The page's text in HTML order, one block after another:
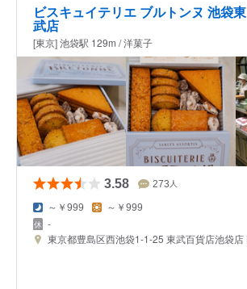
ビスキュイテリエ ブルトンヌ 池袋東
武店
[東京] 池袋駅 129m / 洋菓子
3.58 273 人
～￥999 ～￥999
-
東京都豊島区西池袋1-1-25 東武百貨店池袋店